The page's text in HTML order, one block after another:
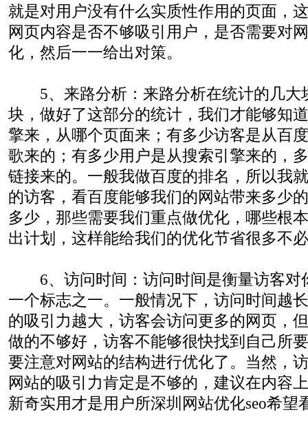
就是对用户没有什么实质性作用的页面，
网页内容是否不够吸引用户，是否需要对
化，然后一一给出对策。
5、来路分析：来路分析在统计的几大
块，做好了这部分的统计，我们才能够知
擎来，从哪个页面来；有多少访客是从百
歌来的；有多少用户是从搜索引擎来的，
链接来的。一般我做百度的排名，所以我
的访客，看百度能够我们的网站带来多少
多少，那些需要我们重点做优化，哪些根
出计划，这样能给我们的优化节省很多不
6、访问时间：访问时间是衡量访客对
一个标志之一。一般情况下，访问时间越
的吸引力越大，访客会访问更多的网页，
做的不够好，访客不能够很快找到自己所
要注意对网站的结构进行优化了。当然，
网站的吸引力肯定是不够的，建议在内容
新奇实用才是用户所深圳网站优化seo希望